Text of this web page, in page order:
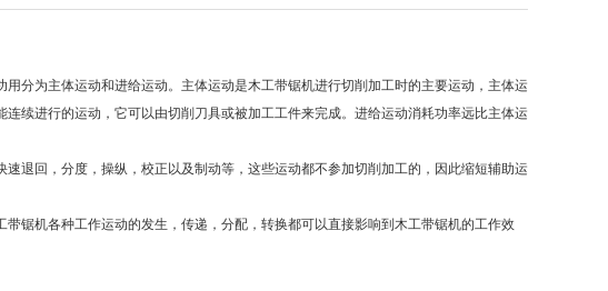
为主体运动和进给运动。主体运动是木工带锯机进行切削加工时的主要运动，主体运
续进行的运动，它可以由切削刀具或被加工工件来完成。进给运动消耗功率远比主体运
回，分度，操纵，校正以及制动等，这些运动都不参加切削加工的，因此缩短辅助运
机各种工作运动的发生，传递，分配，转换都可以直接影响到木工带锯机的工作效